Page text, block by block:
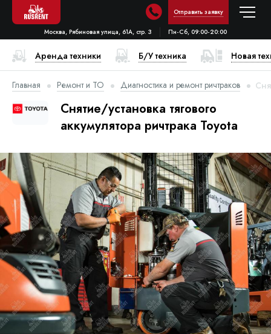
Отправить заявку
Москва, Рябиновая улица, 61А, стр. 3 Пн-Сб, 09:00-20:00
Аренда техники Б/У техника Новая
Главная Ремонт и ТО Диагностика и ремонт ричтраков
Снятие/установка тягового
аккумулятора ричтрака Toyota